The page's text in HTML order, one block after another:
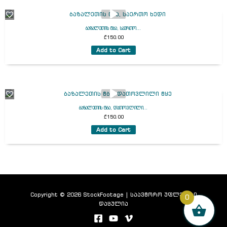
ბაზალეთის ტბა, საერთო...
₾150.00
Add to Cart
ბაზალეთის ტბა, დათოვლილი...
₾150.00
Add to Cart
Copyright © 2026 StockFootage | საავტორო უფლებები
დაცულია
0